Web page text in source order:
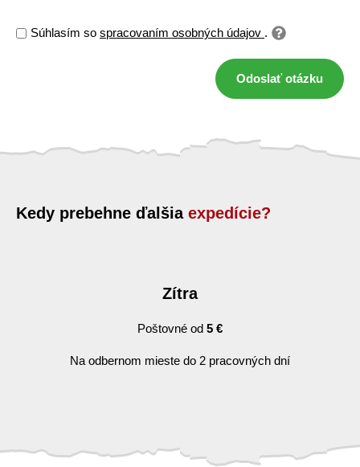
Súhlasím so spracovaním osobných údajov .
Odoslať otázku
Kedy prebehne ďalšia expedície?
Zítra
Poštovné od 5 €
Na odbernom mieste do 2 pracovných dní